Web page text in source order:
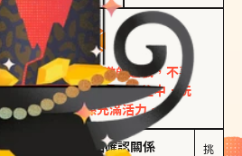
玩樂型
皮革、琥珀
視戀愛為一場刺激的遊戲，不喜
。無論是約會中還是交往中，玩
來樂趣，讓關係充滿活力。
害怕確認關係
挑